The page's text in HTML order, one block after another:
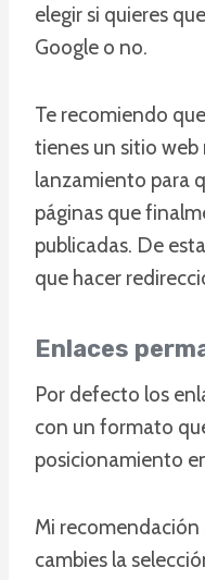
elegir si quieres
Google o no.
Te recomiendo
tienes un sitio web
lanzamiento para
páginas que
publicadas. De
que hacer
Enlaces
Por defecto los
con un formato
posicionamiento
Mi recomendación
cambies la